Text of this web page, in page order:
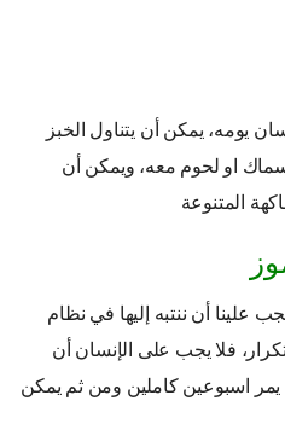
يومه، يمكن أن يتناول الخبز
او لحوم معه، ويمكن أن
المتنوعة
علينا أن ننتبه إليها في نظام
فلا يجب على الإنسان أن
يمر اسبوعين كاملين ومن ثم يمكن